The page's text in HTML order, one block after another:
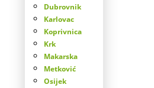
Dubrovnik
Karlovac
Koprivnica
Krk
Makarska
Metković
Osijek